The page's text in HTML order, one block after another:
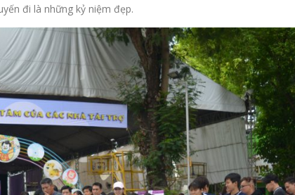
đi là những kỷ niệm đẹp.